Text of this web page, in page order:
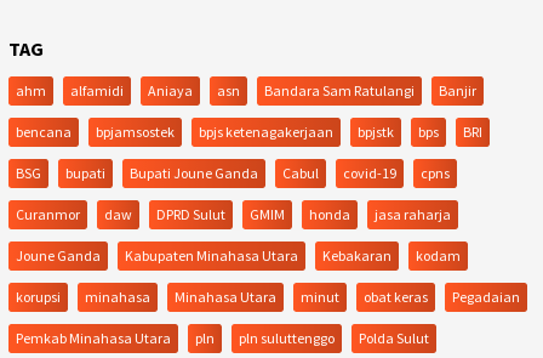
TAG
ahm alfamidi Aniaya asn Bandara Sam Ratulangi Banjir
bencana bpjamsostek bpjs ketenagakerjaan bpjstk bps BRI
BSG bupati Bupati Joune Ganda Cabul covid-19 cpns
Curanmor daw DPRD Sulut GMIM honda jasa raharja
Joune Ganda Kabupaten Minahasa Utara Kebakaran kodam
korupsi minahasa Minahasa Utara minut obat keras Pegadaian
Pemkab Minahasa Utara pln pln suluttenggo Polda Sulut